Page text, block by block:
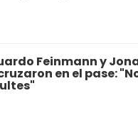
Feinmann y
en el pase: